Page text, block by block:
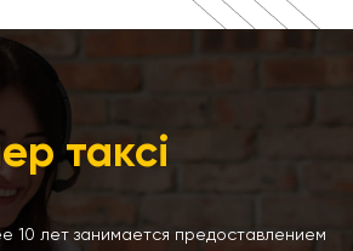
таксі
10 лет занимается предоставлением